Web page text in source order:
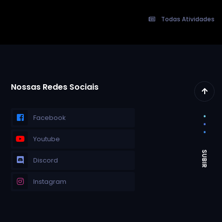
Todas Atividades
Nossas Redes Sociais
Facebook
Youtube
Discord
Instagram